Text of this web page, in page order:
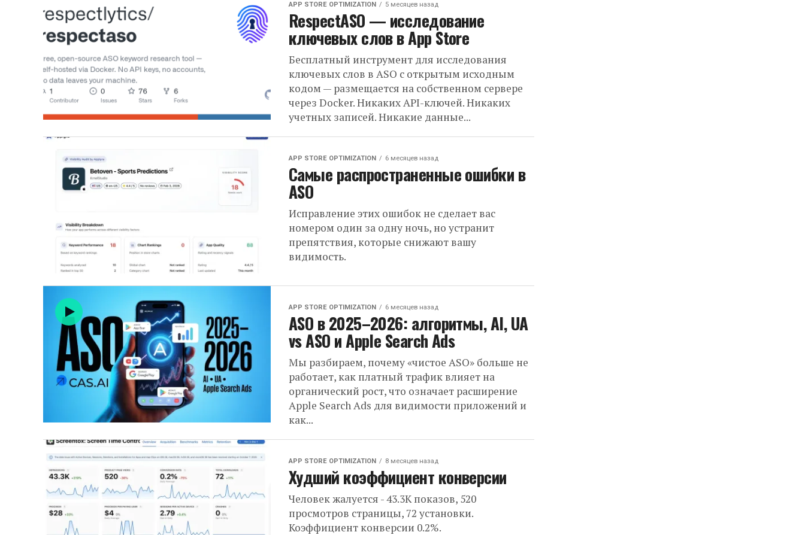
APP STORE OPTIMIZATION 5 месяцев назад
RespectASO — исследование
ключевых слов в App Store
Бесплатный инструмент для исследования
ключевых слов в ASO с открытым исходным
кодом — размещается на собственном сервере
через Docker. Никаких API-ключей. Никаких
учетных записей. Никакие данные...
APP STORE OPTIMIZATION 6 месяцев назад
Самые распространенные ошибки в
ASO
Исправление этих ошибок не сделает вас
номером один за одну ночь, но устранит
препятствия, которые снижают вашу
видимость.
APP STORE OPTIMIZATION 6 месяцев назад
ASO в 2025–2026: алгоритмы, AI, UA
vs ASO и Apple Search Ads
Мы разбираем, почему «чистое ASO» больше не
работает, как платный трафик влияет на
органический рост, что означает расширение
Apple Search Ads для видимости приложений и
как...
APP STORE OPTIMIZATION 8 месяцев назад
Худший коэффициент конверсии
Человек жалуется - 43.3К показов, 520
просмотров страницы, 72 установки.
Коэффициент конверсии 0.2%.